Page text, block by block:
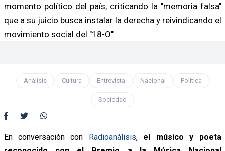
momento político del país, criticando la "memoria falsa"
que a su juicio busca instalar la derecha y reivindicando el
movimiento social del "18-O".
Análisis Cultura Entrevista Nacional Política
Sociedad
En conversación con Radioanálisis, el músico y poeta